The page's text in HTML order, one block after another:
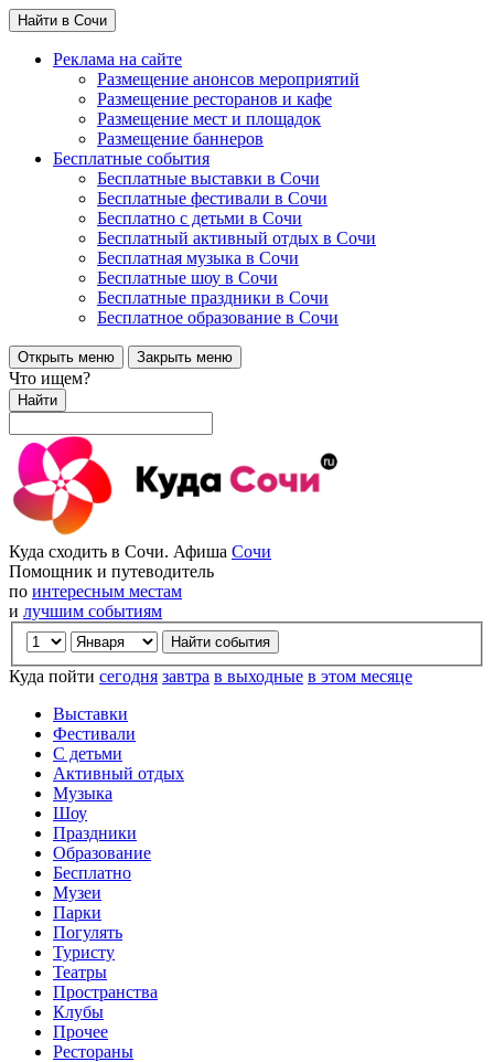
Найти в Сочи
Реклама на сайте
Размещение анонсов мероприятий
Размещение ресторанов и кафе
Размещение мест и площадок
Размещение баннеров
Бесплатные события
Бесплатные выставки в Сочи
Бесплатные фестивали в Сочи
Бесплатно с детьми в Сочи
Бесплатный активный отдых в Сочи
Бесплатная музыка в Сочи
Бесплатные шоу в Сочи
Бесплатные праздники в Сочи
Бесплатное образование в Сочи
Открыть меню Закрыть меню
Что ищем?
Найти
Куда сходить в Сочи. Афиша Сочи
Помощник и путеводитель
по интересным местам
и лучшим событиям
Куда пойти сегодня завтра в выходные в этом месяце
Выставки
Фестивали
С детьми
Активный отдых
Музыка
Шоу
Праздники
Образование
Бесплатно
Музеи
Парки
Погулять
Туристу
Театры
Пространства
Клубы
Прочее
Рестораны